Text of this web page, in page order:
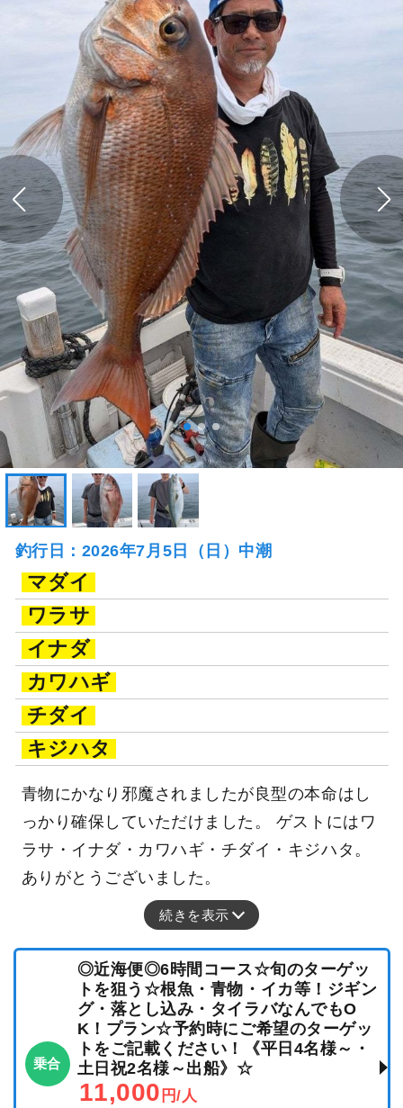
釣行日：2026年7月5日（日）中潮
マダイ
ワラサ
イナダ
カワハギ
チダイ
キジハタ
青物にかなり邪魔されましたが良型の本命はし
っかり確保していただけました。 ゲストにはワ
ラサ・イナダ・カワハギ・チダイ・キジハタ。
ありがとうございました。
続きを表示
乗合
◎近海便◎6時間コース☆旬のターゲッ
トを狙う☆根魚・青物・イカ等！ジギン
グ・落とし込み・タイラバなんでもO
K！プラン☆予約時にご希望のターゲッ
トをご記載ください！《平日4名様～・
土日祝2名様～出船》☆
11,000 円/人